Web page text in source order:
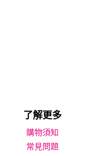
了解更多
購物須知
常見問題